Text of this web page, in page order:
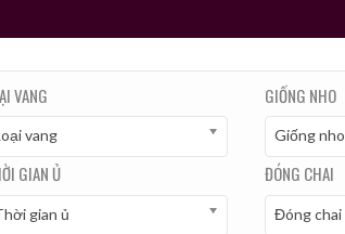
VANG
vang
GIỐNG NHO
Giống nho
GIAN Ủ
gian ủ
ĐÓNG CHAI
Đóng chai